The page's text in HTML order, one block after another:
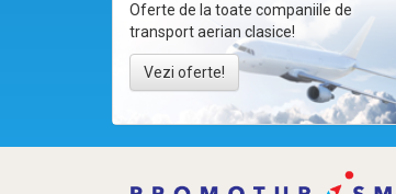
Oferte de la toate companiile de
transport aerian clasice!
Vezi oferte!